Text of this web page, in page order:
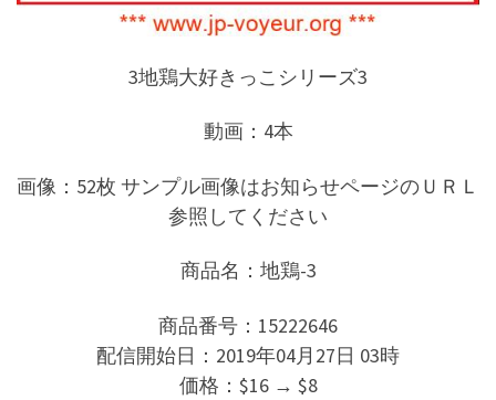
3地鶏大好きっこシリーズ3
動画：4本
画像：52枚 サンプル画像はお知らせページのＵＲＬ
参照してください
商品名：地鶏-3
商品番号：15222646
配信開始日：2019年04月27日 03時
価格：$16 → $8